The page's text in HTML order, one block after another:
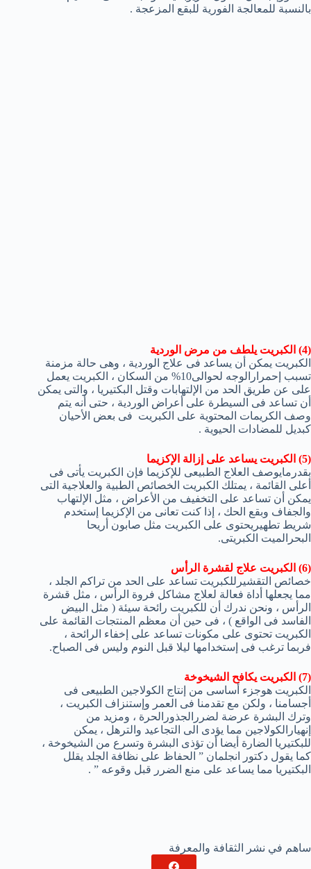
بالنسبة للمعالجة الفورية للبقع المزعجة .
(4) الكبريت يلطف من مرض الوردية
الكبريت يمكن أن يساعد فى علاج الوردية ، وهى حالة مزمنة
تسبب إحمرارالوجه لحوالى10% من السكان ، الكبريت يعمل
على عن طريق الحد من الإلتهابات وقتل البكتيريا ، والتى يمكن
أن تساعد فى السيطرة على أعراض الوردية ، حتى أنه يتم
وصف الكريمات المحتوية على الكبريت فى بعض الأحيان
كبديل للمضادات الحيوية .
(5) الكبريت يساعد على إزالة الإكزيما
بقدرمايوصف العلاج الطبيعى للإكزيما فإن الكبريت يأتى فى
أعلى القائمة ، يمتلك الكبريت الخصائص الطبية والعلاجية التى
يمكن أن تساعد على التخفيف من الأعراض ، مثل الإلتهاب
والجفاف وبقع الحك ، إذا كنت تعانى من الإكزيما إستخدم
شريط تطهيريحتوى على الكبريت مثل صابون أريحا
البحرالميت الكبريتى.
(6) الكبريت علاج لقشرة الرأس
خصائص التقشيرللكبريت تساعد على الحد من تراكم الجلد ،
مما يجعلها أداة فعالة لعلاج مشاكل فروة الرأس ، مثل قشرة
الرأس ، ونحن ندرك أن للكبريت رائحة سيئة ( مثل البيض
الفاسد فى الواقع ) ، فى حين أن معظم المنتجات القائمة على
الكبريت تحتوى على مكونات تساعد على إخفاء الرائحة ،
فربما ترغب فى إستخدامها ليلا قبل النوم وليس فى الصباح.
(7) الكبريت يكافح الشيخوخة
الكبريت هوجزء أساسى من إنتاج الكولاجين الطبيعى فى
أجسامنا ، ولكن مع تقدمنا فى العمر وإستنزاف الكبريت ،
وترك البشرة عرضة لضررالجذورالحرة ، ومزيد من
إنهيارالكولاجين مما يؤدى الى التجاعيد والترهل ، يمكن
للبكتيريا الضارة أيضا أن تؤذى البشرة وتسرع من الشيخوخة ،
كما يقول دكتور انجلمان ” الحفاظ على نظافة الجلد يقلل
البكتيريا مما يساعد على منع الضرر قبل وقوعه ” .
ساهم في نشر الثقافة والمعرفة